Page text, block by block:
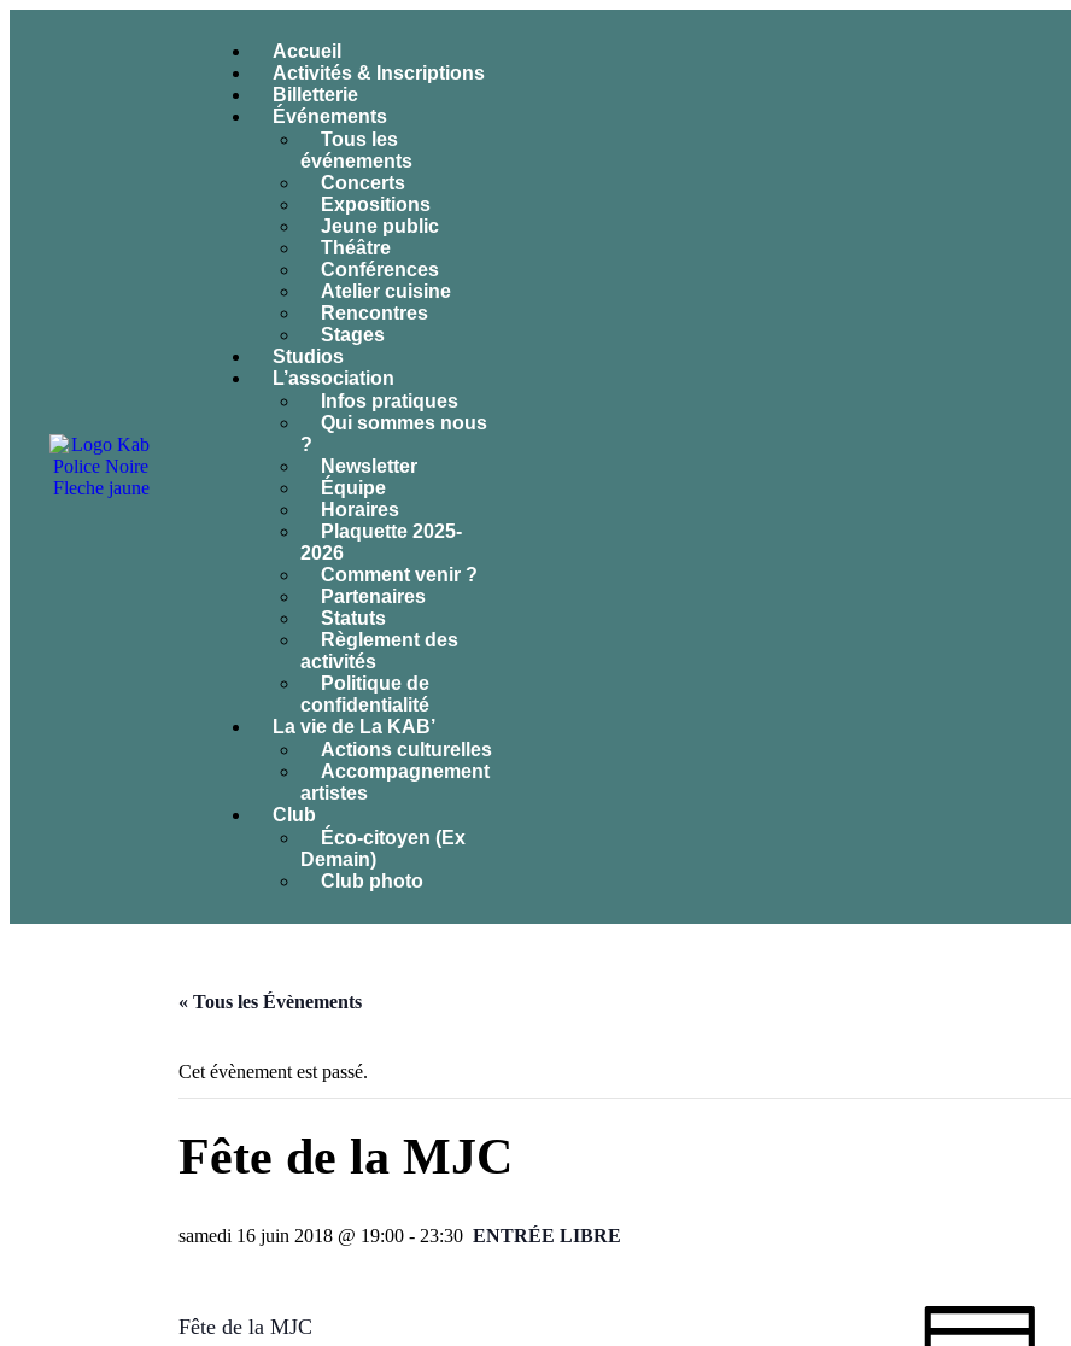
Accueil
Activités & Inscriptions
Billetterie
Événements
Tous les
événements
Concerts
Expositions
Jeune public
Théâtre
Conférences
Atelier cuisine
Rencontres
Stages
Studios
L’association
Infos pratiques
Qui sommes nous
?
Newsletter
Équipe
Horaires
Plaquette 2025-
2026
Comment venir ?
Partenaires
Statuts
Règlement des
activités
Politique de
confidentialité
La vie de La KAB’
Actions culturelles
Accompagnement
artistes
Club
Éco-citoyen (Ex
Demain)
Club photo
« Tous les Évènements
Cet évènement est passé.
Fête de la MJC
samedi 16 juin 2018 @ 19:00 - 23:30 ENTRÉE LIBRE
Fête de la MJC